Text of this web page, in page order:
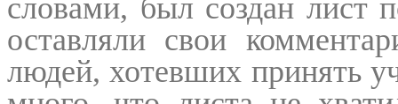
словами, был создан лист
оставляли свои
людей, хотевших принять